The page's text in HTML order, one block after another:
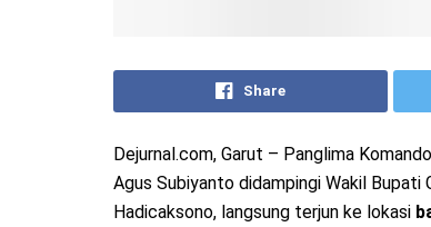
Share
Dejurnal.com, Garut – Panglima
Agus Subiyanto didampingi Wakil Bupati
Hadicaksono, langsung terjun ke lokasi